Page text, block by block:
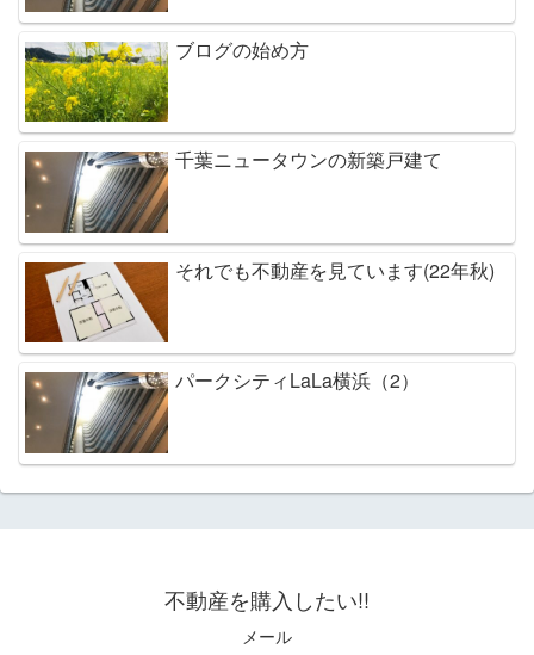
ブログの始め方
千葉ニュータウンの新築戸建て
それでも不動産を見ています(22年秋)
パークシティLaLa横浜（2）
不動産を購入したい!!
メール